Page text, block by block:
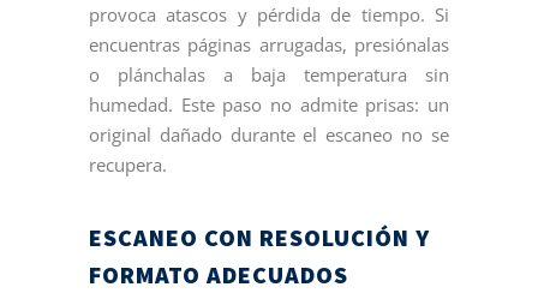
provoca atascos y pérdida de tiempo. Si
encuentras páginas arrugadas, presiónalas
o plánchalas a baja temperatura sin
humedad. Este paso no admite prisas: un
original dañado durante el escaneo no se
recupera.
ESCANEO CON RESOLUCIÓN Y
FORMATO ADECUADOS